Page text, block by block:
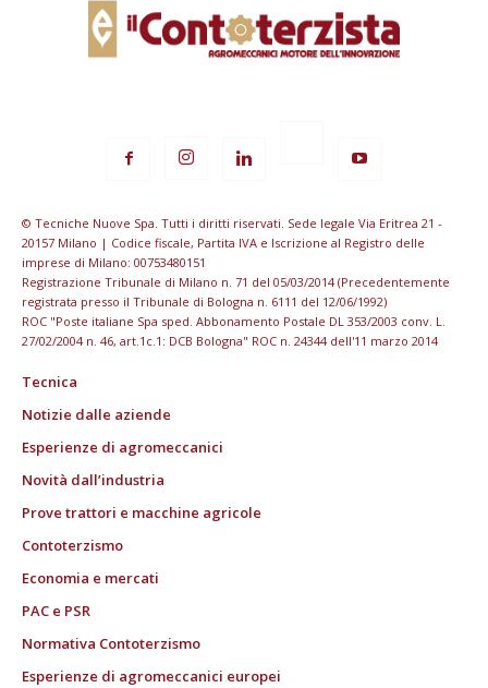
© Tecniche Nuove Spa. Tutti i diritti riservati. Sede legale Via Eritrea 21 -
20157 Milano | Codice fiscale, Partita IVA e Iscrizione al Registro delle
imprese di Milano: 00753480151
Registrazione Tribunale di Milano n. 71 del 05/03/2014 (Precedentemente
registrata presso il Tribunale di Bologna n. 6111 del 12/06/1992)
ROC "Poste italiane Spa sped. Abbonamento Postale DL 353/2003 conv. L.
27/02/2004 n. 46, art.1c.1: DCB Bologna" ROC n. 24344 dell'11 marzo 2014
Tecnica
Notizie dalle aziende
Esperienze di agromeccanici
Novità dall’industria
Prove trattori e macchine agricole
Contoterzismo
Economia e mercati
PAC e PSR
Normativa Contoterzismo
Esperienze di agromeccanici europei